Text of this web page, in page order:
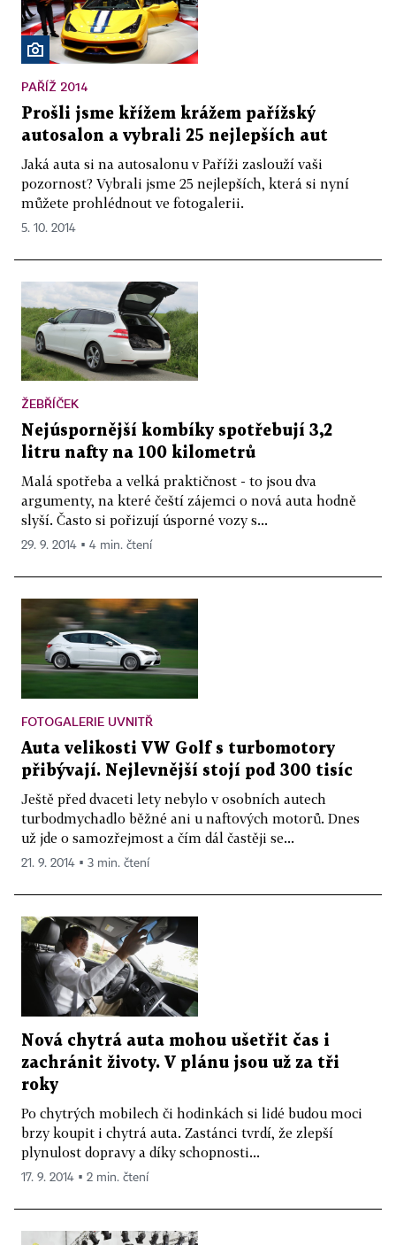
PAŘÍŽ 2014
Prošli jsme křížem krážem pařížský
autosalon a vybrali 25 nejlepších aut
Jaká auta si na autosalonu v Paříži zaslouží vaši
pozornost? Vybrali jsme 25 nejlepších, která si nyní
můžete prohlédnout ve fotogalerii.
5. 10. 2014
ŽEBŘÍČEK
Nejúspornější kombíky spotřebují 3,2
litru nafty na 100 kilometrů
Malá spotřeba a velká praktičnost - to jsou dva
argumenty, na které čeští zájemci o nová auta hodně
slyší. Často si pořizují úsporné vozy s...
29. 9. 2014 ▪ 4 min. čtení
FOTOGALERIE UVNITŘ
Auta velikosti VW Golf s turbomotory
přibývají. Nejlevnější stojí pod 300 tisíc
Ještě před dvaceti lety nebylo v osobních autech
turbodmychadlo běžné ani u naftových motorů. Dnes
už jde o samozřejmost a čím dál častěji se...
21. 9. 2014 ▪ 3 min. čtení
Nová chytrá auta mohou ušetřit čas i
zachránit životy. V plánu jsou už za tři
roky
Po chytrých mobilech či hodinkách si lidé budou moci
brzy koupit i chytrá auta. Zastánci tvrdí, že zlepší
plynulost dopravy a díky schopnosti...
17. 9. 2014 ▪ 2 min. čtení